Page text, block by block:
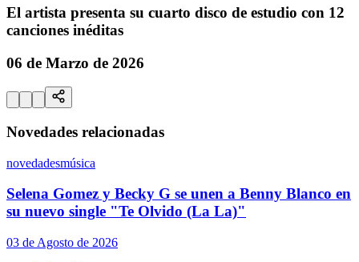
El artista presenta su cuarto disco de estudio con 12
canciones inéditas
06 de Marzo de 2026
Novedades relacionadas
novedadesmúsica
Selena Gomez y Becky G se unen a Benny Blanco en
su nuevo single "Te Olvido (La La)"
03 de Agosto de 2026